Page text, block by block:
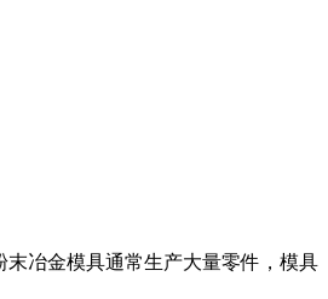
冶金模具通常生产大量零件，模具